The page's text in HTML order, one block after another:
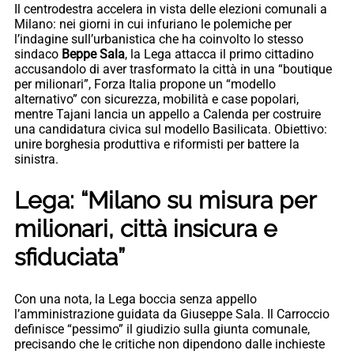
Il centrodestra accelera in vista delle elezioni comunali a
Milano: nei giorni in cui infuriano le polemiche per
l’indagine sull’urbanistica che ha coinvolto lo stesso
sindaco Beppe Sala, la Lega attacca il primo cittadino
accusandolo di aver trasformato la città in una “boutique
per milionari”, Forza Italia propone un “modello
alternativo” con sicurezza, mobilità e case popolari,
mentre Tajani lancia un appello a Calenda per costruire
una candidatura civica sul modello Basilicata. Obiettivo:
unire borghesia produttiva e riformisti per battere la
sinistra.
Lega: “Milano su misura per
milionari, città insicura e
sfiduciata”
Con una nota, la Lega boccia senza appello
l’amministrazione guidata da Giuseppe Sala. Il Carroccio
definisce “pessimo” il giudizio sulla giunta comunale,
precisando che le critiche non dipendono dalle inchieste